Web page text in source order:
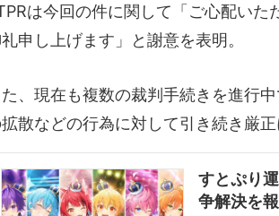
は今回の件に関して「ご心配いた
申し上げます」と謝意を表明。
た、現在も複数の裁判手続きを進行
散などの行為に対して引き続き厳正
すとぷり
争解決を